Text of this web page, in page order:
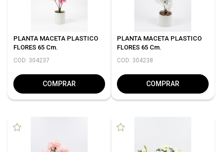
PLANTA MACETA PLASTICO
FLORES 65 Cm.
COD: 304237
COMPRAR
PLANTA MACETA PLASTICO
FLORES 65 Cm.
COD: 304238
COMPRAR